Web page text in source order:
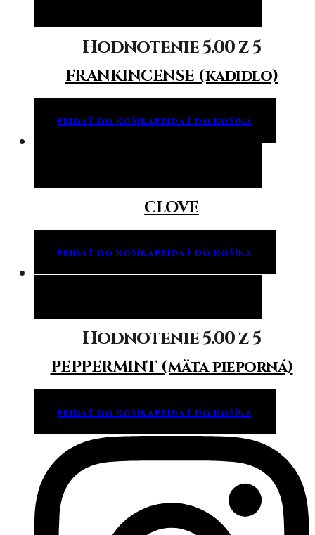
Hodnotenie5.00z 5
FRANKINCENSE (kadidlo)
PRIDAŤ DO KOŠÍKAPRIDAŤ DO KOŠÍKA
CLOVE
PRIDAŤ DO KOŠÍKAPRIDAŤ DO KOŠÍKA
Hodnotenie5.00z 5
PEPPERMINT (mäta pieporná)
PRIDAŤ DO KOŠÍKAPRIDAŤ DO KOŠÍKA